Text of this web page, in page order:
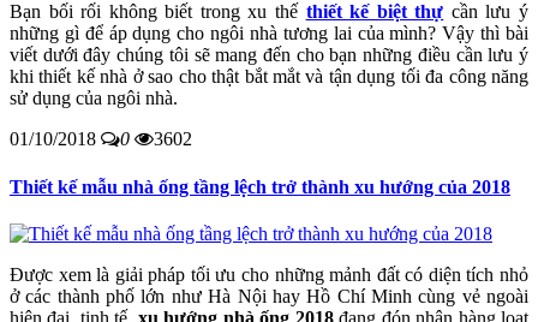
Bạn bối rối không biết trong xu thế thiết kế biệt thự cần lưu ý
những gì để áp dụng cho ngôi nhà tương lai của mình? Vậy thì bài
viết dưới đây chúng tôi sẽ mang đến cho bạn những điều cần lưu ý
khi thiết kế nhà ở sao cho thật bắt mắt và tận dụng tối đa công năng
sử dụng của ngôi nhà.
01/10/2018
0 3602
Thiết kế mẫu nhà ống tầng lệch trở thành xu hướng của 2018
Được xem là giải pháp tối ưu cho những mảnh đất có diện tích nhỏ
ở các thành phố lớn như Hà Nội hay Hồ Chí Minh cùng vẻ ngoài
hiện đại, tinh tế, xu hướng nhà ống 2018đang đón nhận hàng loạt